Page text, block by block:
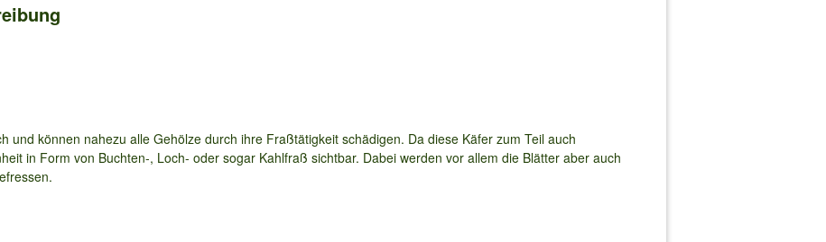
und können nahezu alle Gehölze durch ihre Fraßtätigkeit schädigen. Da diese Käfer zum Teil auch
in Form von Buchten-, Loch- oder sogar Kahlfraß sichtbar. Dabei werden vor allem die Blätter aber auch